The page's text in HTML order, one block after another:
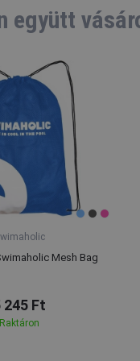
együtt
Mesh Bag
245 Ft
Raktáron